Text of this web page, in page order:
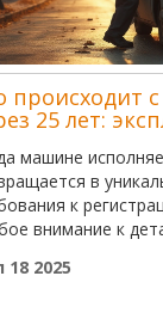
происходит
25 лет:
и
машине
в
к
внимание к
18 2025